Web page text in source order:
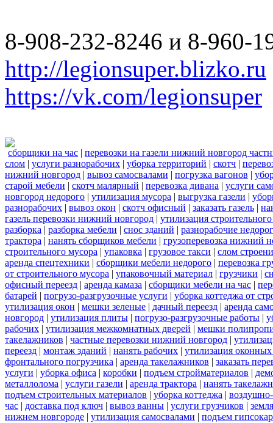
8-908-232-8246 и 8-960-
http://legionsuper.blizko.ru
https://vk.com/legionsuper
сборщики на час | перевозки на газели нижний новгород
слом | услуги разнорабочих | уборка территорий | скотч |
нижний новгород | вывоз самосвалами | погрузка вагонов |
старой мебели | скотч малярный | перевозка дивана | услуги
новгород недорого | утилизация мусора | выгрузка газели |
разнорабочих | вывоз окон | скотч офисный | заказать газель |
газель перевозки нижний новгород | утилизация
разборка | разборка мебели | снос зданий | разнорабочие
трактора | нанять сборщиков мебели | грузоперевозка нижний
строительного мусора | упаковка | грузовое такси | слом
аренда спецтехники | сборщики мебели недорого | перевозка
от строительного мусора | упаковочный материал | грузчики |
офисный переезд | аренда камаза | сборщики мебели на час |
батарей | погрузо-разгрузочные услуги | уборка коттеджа от
утилизация окон | мешки зеленые | дачный переезд | аренда
новгород | утилизация плиты | погрузо-разгрузочные работы |
рабочих | утилизация межкомнатных дверей | мешки
такелажников | частные перевозки нижний новгород |
переезд | монтаж зданий | нанять рабочих | утилизация
фронтального погрузчика | аренда такелажников | заказать
услуги | уборка офиса | коробки | подъем стройматериалов |
металлолома | услуги газели | аренда трактора | нанять
подъем строительных материалов | уборка коттеджа |
час | доставка под ключ | вывоз ванны | услуги грузчиков |
нижнем новгороде | утилизация самосвалами | подъем